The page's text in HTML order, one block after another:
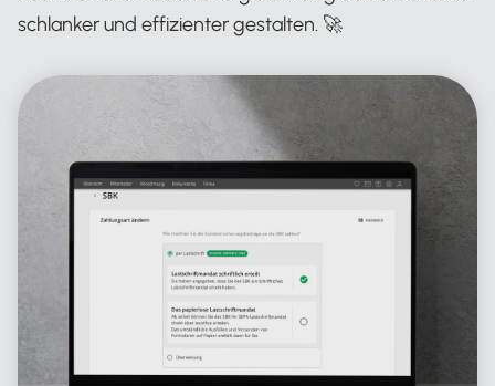
schlanker und effizienter gestalten. 🚀